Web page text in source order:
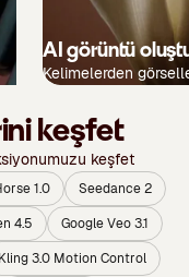
AI görüntü
Kelimelerden
keşfet
keşfet
1.0
Seedance 2
4.5
Google Veo 3.1
Kling 3.0 Motion Control